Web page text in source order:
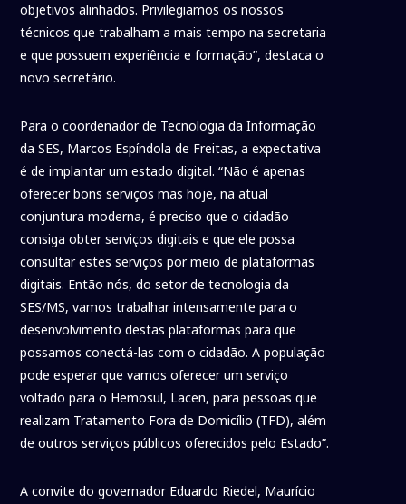
objetivos alinhados. Privilegiamos os nossos
técnicos que trabalham a mais tempo na secretaria
e que possuem experiência e formação”, destaca o
novo secretário.
Para o coordenador de Tecnologia da Informação
da SES, Marcos Espíndola de Freitas, a expectativa
é de implantar um estado digital. “Não é apenas
oferecer bons serviços mas hoje, na atual
conjuntura moderna, é preciso que o cidadão
consiga obter serviços digitais e que ele possa
consultar estes serviços por meio de plataformas
digitais. Então nós, do setor de tecnologia da
SES/MS, vamos trabalhar intensamente para o
desenvolvimento destas plataformas para que
possamos conectá-las com o cidadão. A população
pode esperar que vamos oferecer um serviço
voltado para o Hemosul, Lacen, para pessoas que
realizam Tratamento Fora de Domicílio (TFD), além
de outros serviços públicos oferecidos pelo Estado”.
A convite do governador Eduardo Riedel, Maurício